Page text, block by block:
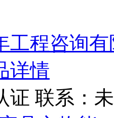
工程咨询
详情
证 联系：